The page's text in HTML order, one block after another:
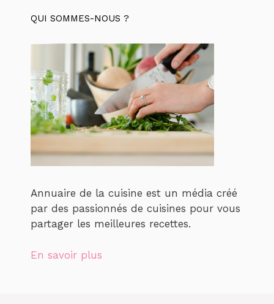
QUI SOMMES-NOUS ?
Annuaire de la cuisine est un média créé
par des passionnés de cuisines pour vous
partager les meilleures recettes.
En savoir plus